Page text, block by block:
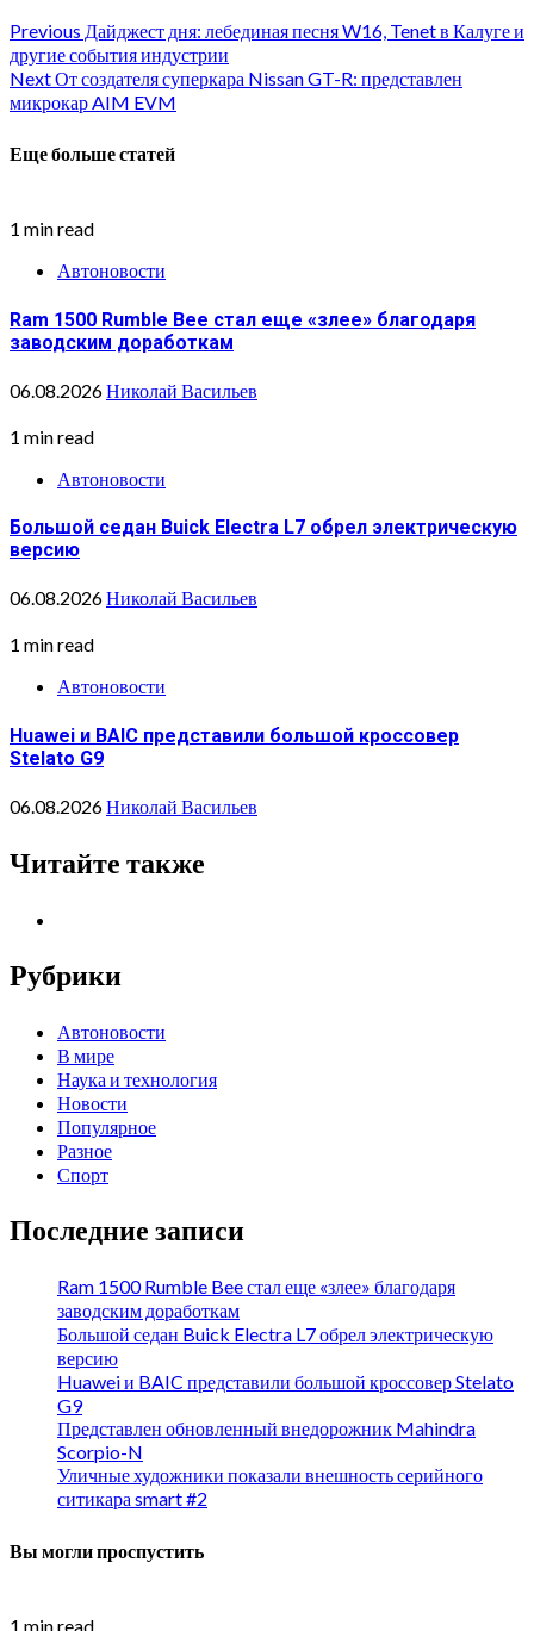
Continue
Reading
Previous Дайджест дня: лебединая песня W16, Tenet в Калуге и
другие события индустрии
NextОт создателя суперкара Nissan GT-R: представлен
микрокар AIM EVM
Еще больше статей
1 min read
Автоновости
Ram 1500 Rumble Bee стал еще «злее» благодаря
заводским доработкам
06.08.2026Николай Васильев
1 min read
Автоновости
Большой седан Buick Electra L7 обрел электрическую
версию
06.08.2026Николай Васильев
1 min read
Автоновости
Huawei и BAIC представили большой кроссовер
Stelato G9
06.08.2026Николай Васильев
Читайте также
Рубрики
Автоновости
В мире
Наука и технология
Новости
Популярное
Разное
Спорт
Последние записи
Ram 1500 Rumble Bee стал еще «злее» благодаря
заводским доработкам
Большой седан Buick Electra L7 обрел электрическую
версию
Huawei и BAIC представили большой кроссовер Stelato
G9
Представлен обновленный внедорожник Mahindra
Scorpio-N
Уличные художники показали внешность серийного
ситикара smart #2
Вы могли проспустить
1 min read